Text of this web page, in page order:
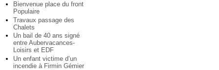
Bienvenue place du front
Populaire
Travaux passage des
Chalets
Un bail de 40 ans signé
entre Aubervacances-
Loisirs et EDF
Un enfant victime d’un
incendie à Firmin Gémier